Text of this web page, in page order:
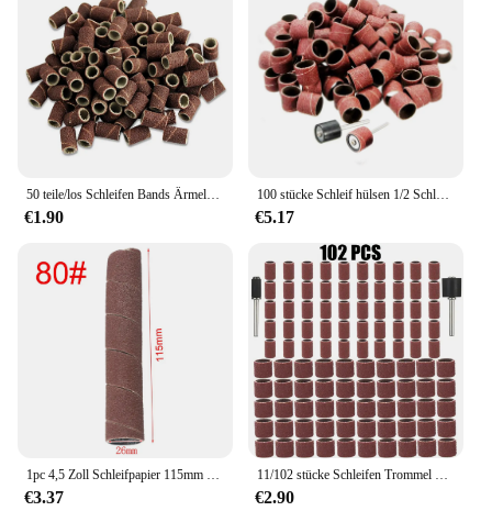
50 teile/los Schleifen Bands Ärmeln Elektrische Polieren Schleifpapier kreis Sand Nail art Bohrer Datei Salon Tipps Werkzeuge Dremel Zubehör
€1.90
100 stücke Schleif hülsen 1/2 Schleifpapier Schleif scheibe Dremel Dreh werkzeug Schleifpapier Schleif polieren für die Holz bearbeitung
€5.17
€3.37 €2.90